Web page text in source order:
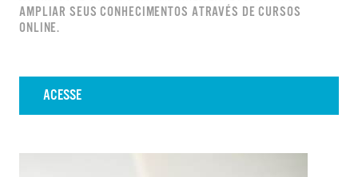
AMPLIAR SEUS CONHECIMENTOS ATRAVÉS DE CURSOS
ONLINE.
ACESSE